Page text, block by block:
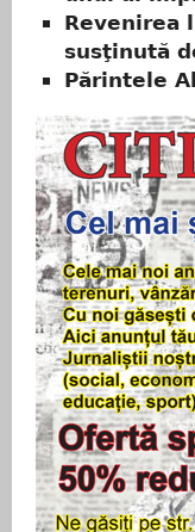
Revenirea
susţinută
Părintele